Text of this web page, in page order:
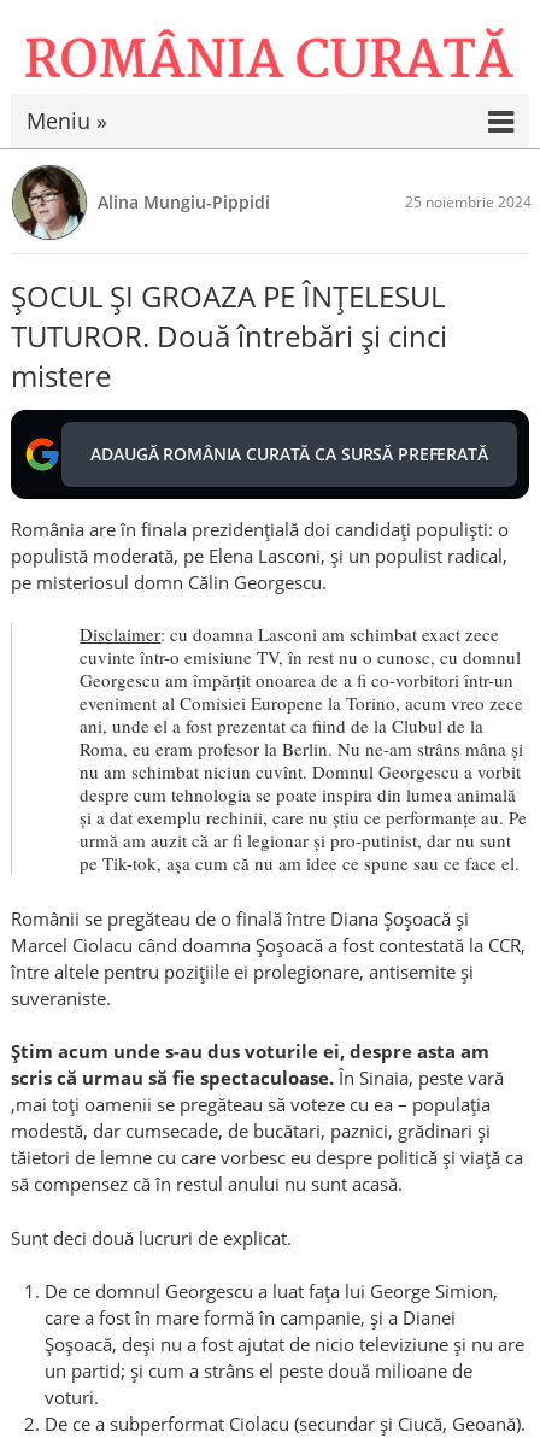
Meniu »
Alina Mungiu-Pippidi 25 noiembrie 2024
ȘOCUL ȘI GROAZA PE ÎNȚELESUL
TUTUROR. Două întrebări și cinci
mistere
ADAUGĂ ROMÂNIA CURATĂ CA SURSĂ PREFERATĂ
România are în finala prezidențială doi candidați populiști: o
populistă moderată, pe Elena Lasconi, și un populist radical,
pe misteriosul domn Călin Georgescu.
Disclaimer: cu doamna Lasconi am schimbat exact zece
cuvinte într-o emisiune TV, în rest nu o cunosc, cu domnul
Georgescu am împărțit onoarea de a fi co-vorbitori într-un
eveniment al Comisiei Europene la Torino, acum vreo zece
ani, unde el a fost prezentat ca fiind de la Clubul de la
Roma, eu eram profesor la Berlin. Nu ne-am strâns mâna și
nu am schimbat niciun cuvînt. Domnul Georgescu a vorbit
despre cum tehnologia se poate inspira din lumea animală
și a dat exemplu rechinii, care nu știu ce performanțe au. Pe
urmă am auzit că ar fi legionar și pro-putinist, dar nu sunt
pe Tik-tok, așa cum că nu am idee ce spune sau ce face el.
Românii se pregăteau de o finală între Diana Șoșoacă și
Marcel Ciolacu când doamna Șoșoacă a fost contestată la CCR,
între altele pentru pozițiile ei prolegionare, antisemite și
suveraniste.
Știm acum unde s-au dus voturile ei, despre asta am
scris că urmau să fie spectaculoase.În Sinaia, peste vară
,mai toți oamenii se pregăteau să voteze cu ea – populația
modestă, dar cumsecade, de bucătari, paznici, grădinari și
tăietori de lemne cu care vorbesc eu despre politică și viață ca
să compensez că în restul anului nu sunt acasă.
Sunt deci două lucruri de explicat.
De ce domnul Georgescu a luat fața lui George Simion,
care a fost în mare formă în campanie, și a Dianei
Șoșoacă, deși nu a fost ajutat de nicio televiziune și nu are
un partid; și cum a strâns el peste două milioane de
voturi.
De ce a subperformat Ciolacu (secundar și Ciucă, Geoană).